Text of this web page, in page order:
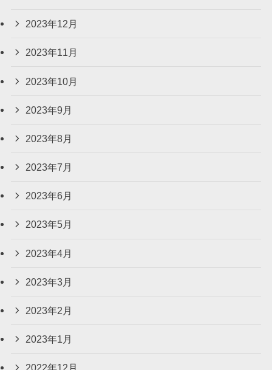
2023年12月
2023年11月
2023年10月
2023年9月
2023年8月
2023年7月
2023年6月
2023年5月
2023年4月
2023年3月
2023年2月
2023年1月
2022年12月